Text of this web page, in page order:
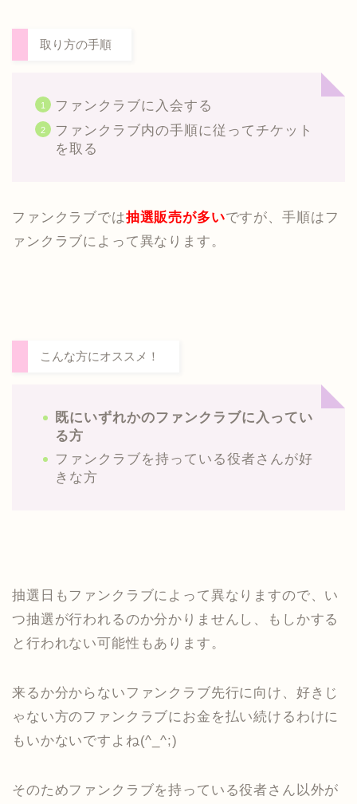
取り方の手順
ファンクラブに入会する
ファンクラブ内の手順に従ってチケット
を取る
ファンクラブでは抽選販売が多いですが、手順はフ
ァンクラブによって異なります。
こんな方にオススメ！
既にいずれかのファンクラブに入ってい
る方
ファンクラブを持っている役者さんが好
きな方
抽選日もファンクラブによって異なりますので、い
つ抽選が行われるのか分かりませんし、もしかする
と行われない可能性もあります。
来るか分からないファンクラブ先行に向け、好きじ
ゃない方のファンクラブにお金を払い続けるわけに
もいかないですよね(^_^;)
そのためファンクラブを持っている役者さん以外が